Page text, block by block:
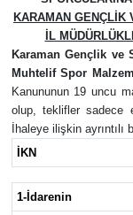
KARAMAN GENÇLİK
İL
Karaman Gençlik ve
Muhtelif Spor
Kanununun 19 uncu
olup, teklifler sadece
İhaleye ilişkin
İKN
1-İdarenin